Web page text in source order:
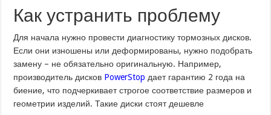
Как устранить проблему
Для начала нужно провести диагностику тормозных дисков.
Если они изношены или деформированы, нужно подобрать
замену – не обязательно оригинальную. Например,
производитель дисков PowerStop дает гарантию 2 года на
биение, что подчеркивает строгое соответствие размеров и
геометрии изделий. Такие диски стоят дешевле